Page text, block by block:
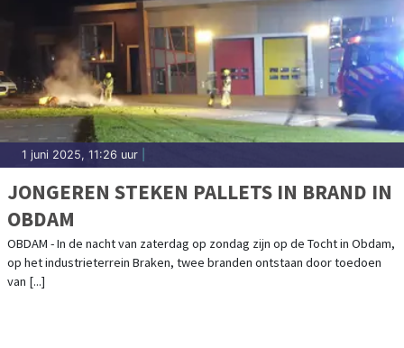
1 juni 2025, 11:26 uur
JONGEREN STEKEN PALLETS IN BRAND IN
OBDAM
OBDAM - In de nacht van zaterdag op zondag zijn op de Tocht in Obdam,
op het industrieterrein Braken, twee branden ontstaan door toedoen
van [...]